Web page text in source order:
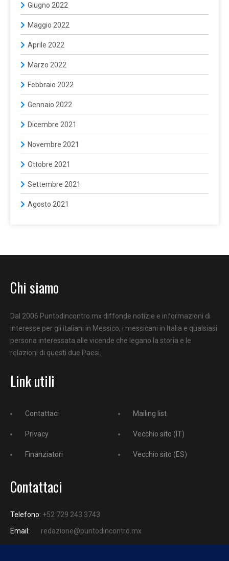
Giugno 2022
Maggio 2022
Aprile 2022
Marzo 2022
Febbraio 2022
Gennaio 2022
Dicembre 2021
Novembre 2021
Ottobre 2021
Settembre 2021
Agosto 2021
Chi siamo
Dal 2006 Puntodincontro.mx diffonde notizie e informazioni di
interesse per gli italiani in Messico, i messicani in Italia e qualsiasi
persona interessata alle vicende che legano la storia e le
relazioni di questi due Paesi.
Link utili
Contattaci
Privacy
Finanziatori
Mailing list
Vecchio sito (IT)
Vecchio sito (ES)
Contattaci
Telefono: +52 729 243 3743
Email:
redazione@puntodincontro.mx